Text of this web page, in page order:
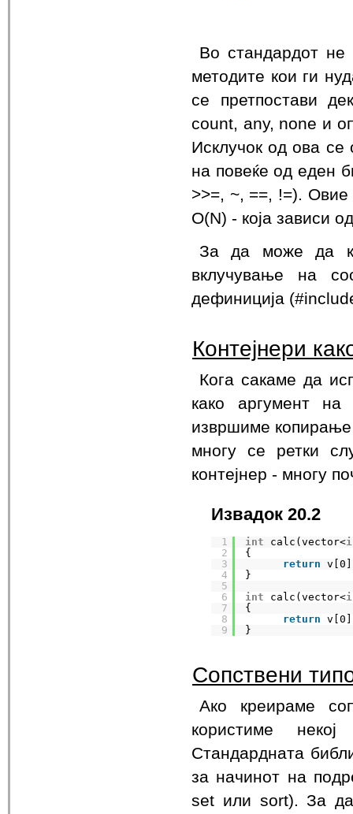
Во стандардот
методите кои ги
се претпостави
count, any, none и
Исклучок од ова
на повеќе од еден
>>=, ~, ==, !=).
О(N) - која зависи
За да може да
вклучување на
дефиниција
Контејнери
Кога сакаме да
како аргумент
извршиме копирање
многу се ретки
контејнер - многу
Извадок 20.2
1
2
3
4
5
6
7
8
9
int calc(vector<
{
return
}
int
calc(vector<
{
return
}
Сопствени
Ако креираме
користиме
Стандардната
за начинот на
set или sort). За да